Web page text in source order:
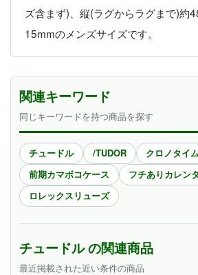
ズ含まず)、縦(ラグからラグまで)約
15mmのメンズサイズです。
関連キーワード
同じキーワードを持つ商品を探す
チュードル /TUDOR クロノタイ
前期カマボコケース
フチありカレン
ロレックスリューズ
チュードル の関連商品
最近掲載された近い条件の商品